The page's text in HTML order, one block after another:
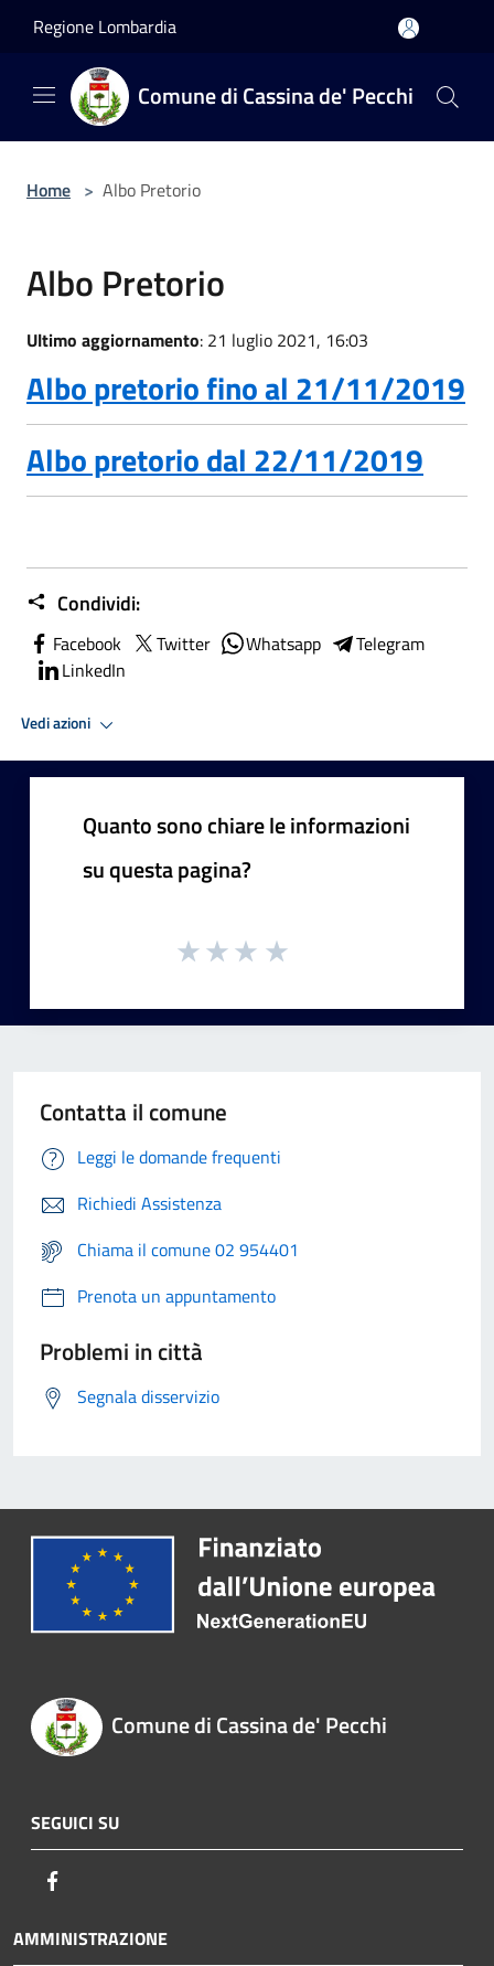
Regione Lombardia
Comune di Cassina de' Pecchi
Home > Albo Pretorio
Albo Pretorio
Ultimo aggiornamento: 21 luglio 2021, 16:03
Albo pretorio fino al 21/11/2019
Albo pretorio dal 22/11/2019
Condividi:
Facebook Twitter Whatsapp
Telegram
LinkedIn
Vedi azioni
Quanto sono chiare le informazioni
su questa pagina?
Contatta il comune
Leggi le domande frequenti
Richiedi Assistenza
Chiama il comune 02 954401
Prenota un appuntamento
Problemi in città
Segnala disservizio
Comune di Cassina de' Pecchi
SEGUICI SU
AMMINISTRAZIONE